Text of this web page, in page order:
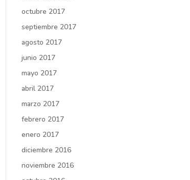
octubre 2017
septiembre 2017
agosto 2017
junio 2017
mayo 2017
abril 2017
marzo 2017
febrero 2017
enero 2017
diciembre 2016
noviembre 2016